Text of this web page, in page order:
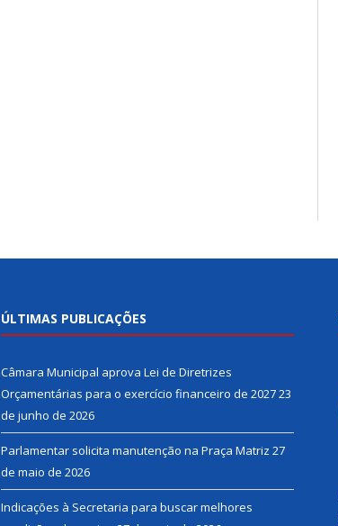
ÚLTIMAS PUBLICAÇÕES
Câmara Municipal aprova Lei de Diretrizes
Orçamentárias para o exercício financeiro de 202723
de junho de 2026
Parlamentar solicita manutenção na Praça Matriz 27
de maio de 2026
Indicações à Secretaria para buscar melhores